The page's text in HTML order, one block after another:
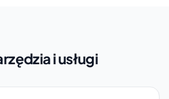
i usługi